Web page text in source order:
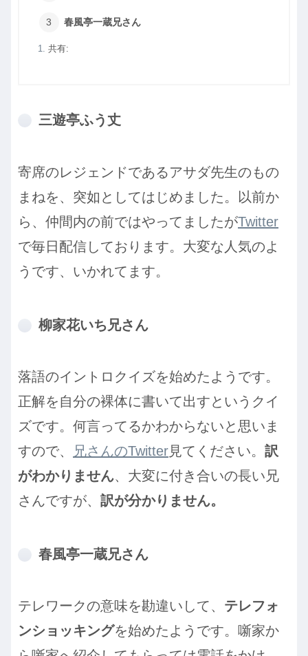
春風亭一蔵兄さん
共有:
三遊亭ふう丈
寄席のレジェンドであるアサダ先生のもの
まねを、突如としてはじめました。以前か
ら、仲間内の前ではやってましたがTwitter
で毎日配信しております。大変な人気のよ
うです、いかれてます。
柳家花いち兄さん
落語のイントロクイズを始めたようです。
正解を自分の裸体に書いて出すというクイ
ズです。何言ってるかわからないと思いま
すので、
兄さんのTwitter見てください。 訳
がわかりません、大変に付き合いの長い兄
さんですが、 訳が分かりません。
春風亭一蔵兄さん
テレワークの意味を勘違いして、 テレフォ
ンショッキングを始めたようです。噺家か